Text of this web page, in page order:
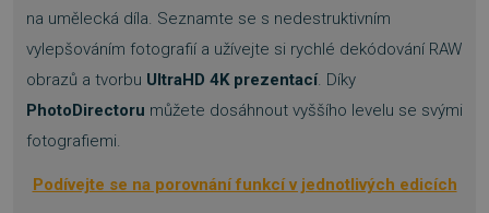
na umělecká díla. Seznamte se s nedestruktivním
vylepšováním fotografií a užívejte si rychlé dekódování RAW
obrazů a tvorbu UltraHD 4K prezentací. Díky
PhotoDirectoru můžete dosáhnout vyššího levelu se svými
fotografiemi.
Podívejte se na porovnání funkcí v jednotlivých edicích